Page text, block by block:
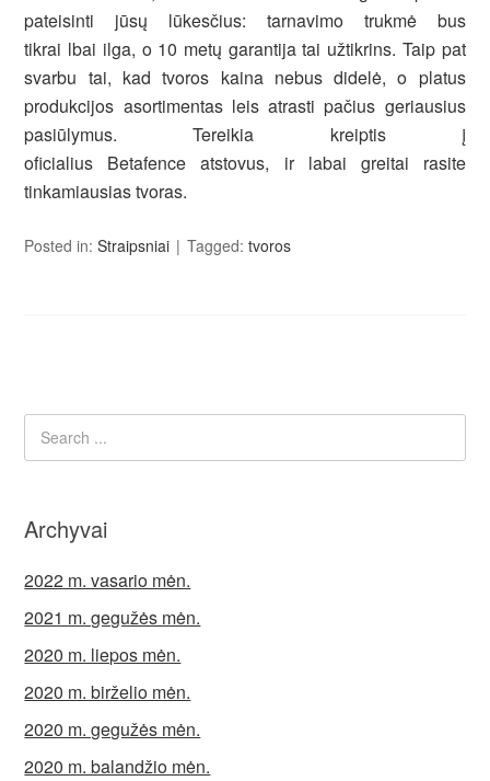
pateisinti jūsų lūkesčius: tarnavimo trukmė bus
tikrai lbai ilga, o 10 metų garantija tai užtikrins. Taip pat
svarbu tai, kad tvoros kaina nebus didelė, o platus
produkcijos asortimentas leis atrasti pačius geriausius
pasiūlymus. Tereikia kreiptis į
oficialius Betafence atstovus, ir labai greitai rasite
tinkamiausias tvoras.
Posted in:Straipsniai Tagged:tvoros
Archyvai
2022 m. vasario mėn.
2021 m. gegužės mėn.
2020 m. liepos mėn.
2020 m. birželio mėn.
2020 m. gegužės mėn.
2020 m. balandžio mėn.